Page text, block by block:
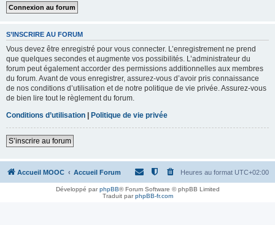
S’INSCRIRE AU FORUM
Vous devez être enregistré pour vous connecter. L’enregistrement ne prend
que quelques secondes et augmente vos possibilités. L’administrateur du
forum peut également accorder des permissions additionnelles aux membres
du forum. Avant de vous enregistrer, assurez-vous d’avoir pris connaissance
de nos conditions d’utilisation et de notre politique de vie privée. Assurez-vous
de bien lire tout le règlement du forum.
Conditions d’utilisation | Politique de vie privée
S’inscrire au forum
Accueil MOOC Accueil Forum Heures au format UTC+02:00
Développé parphpBB® Forum Software © phpBB Limited
Traduit parphpBB-fr.com